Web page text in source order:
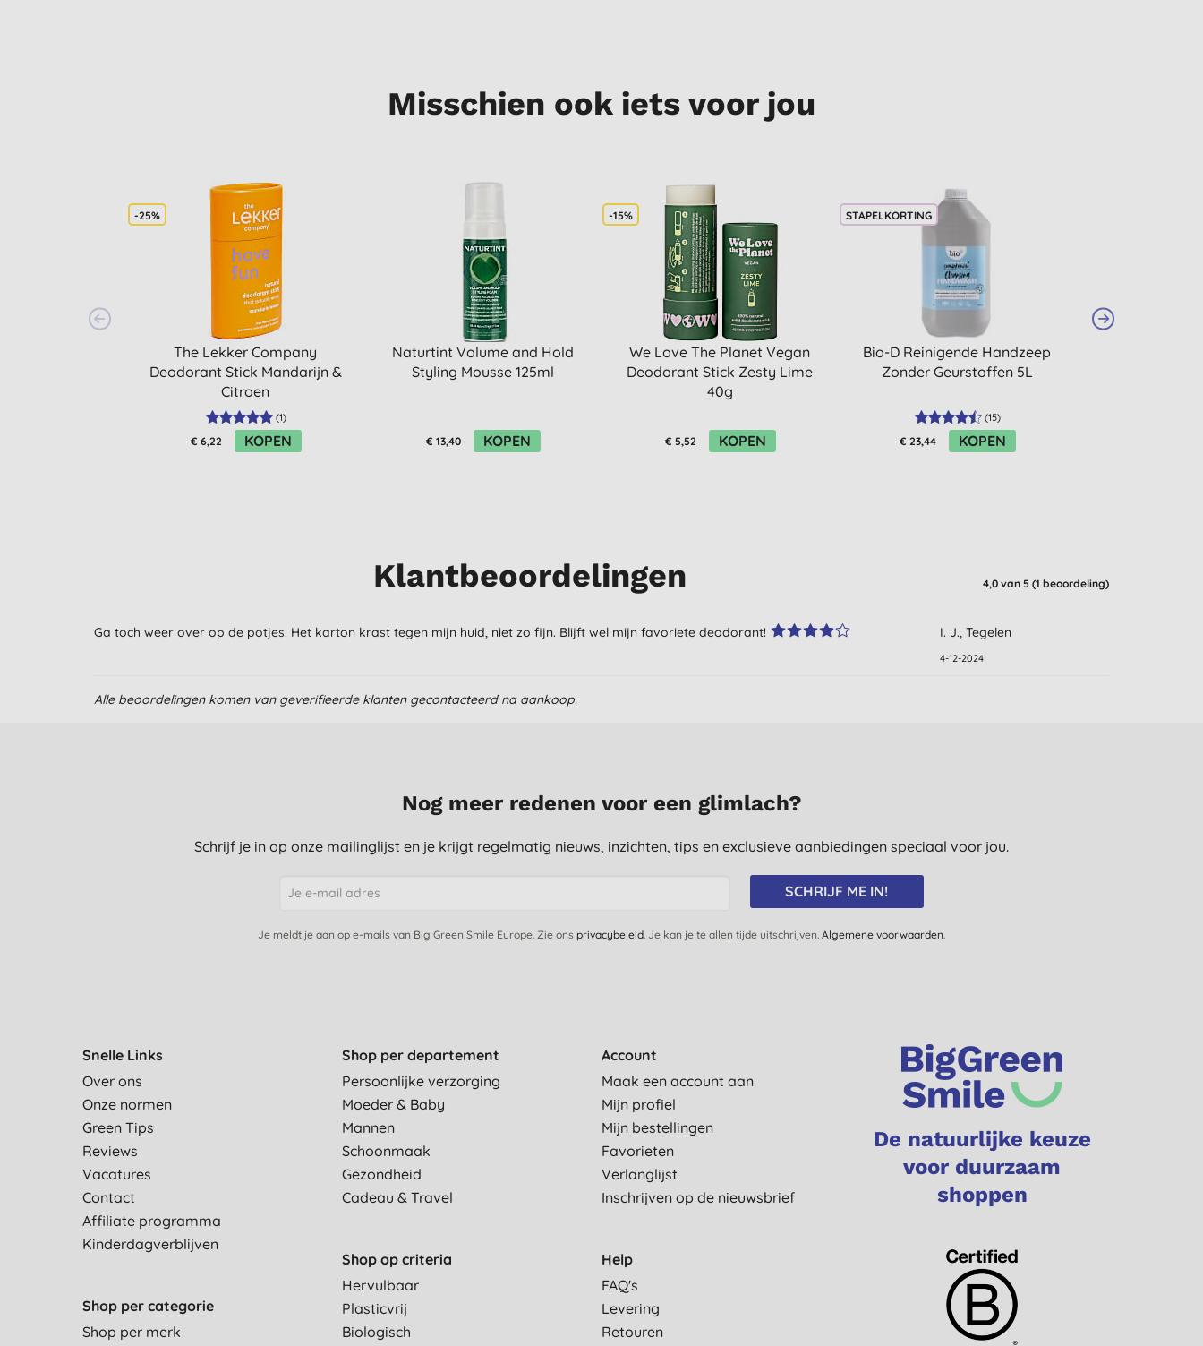
Misschien ook iets voor jou
-25%
The Lekker Company
Deodorant Stick Mandarijn &
Citroen
(1)
€ 6,22 KOPEN
Naturtint Volume and Hold
Styling Mousse 125ml
€ 13,40 KOPEN
-15%
We Love The Planet Vegan
Deodorant Stick Zesty Lime
40g
€ 5,52 KOPEN
STAPELKORTING
Bio-D Reinigende Handzeep
Zonder Geurstoffen 5L
(15)
€ 23,44 KOPEN
Klantbeoordelingen 4,0 van 5 (1 beoordeling)
Ga toch weer over op de potjes. Het karton krast tegen mijn huid, niet zo fijn. Blijft wel mijn favoriete deodorant! I. J., Tegelen
4-12-2024
Alle beoordelingen komen van geverifieerde klanten gecontacteerd na aankoop.
Nog meer redenen voor een glimlach?
Schrijf je in op onze mailinglijst en je krijgt regelmatig nieuws, inzichten, tips en exclusieve aanbiedingen speciaal voor jou.
SCHRIJF ME IN!
Je meldt je aan op e-mails van Big Green Smile Europe. Zie ons privacybeleid. Je kan je te allen tijde uitschrijven. Algemene voorwaarden.
Snelle Links
Over ons
Onze normen
Green Tips
Reviews
Vacatures
Contact
Affiliate programma
Kinderdagverblijven
Shop per categorie
Shop per merk
Shop per departement
Persoonlijke verzorging
Moeder & Baby
Mannen
Schoonmaak
Gezondheid
Cadeau & Travel
Shop op criteria
Hervulbaar
Plasticvrij
Biologisch
Account
Maak een account aan
Mijn profiel
Mijn bestellingen
Favorieten
Verlanglijst
Inschrijven op de nieuwsbrief
Help
FAQ's
Levering
Retouren
De natuurlijke keuze
voor duurzaam
shoppen